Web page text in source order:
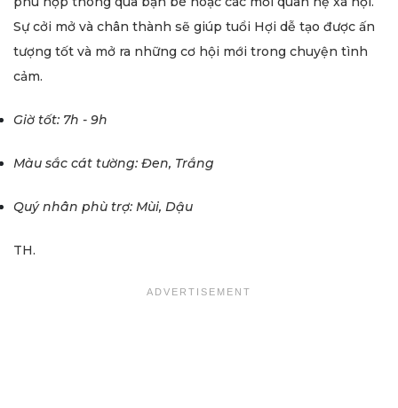
Sự cởi mở và chân thành sẽ giúp tuổi Hợi dễ tạo được ấn
tượng tốt và mở ra những cơ hội mới trong chuyện tình
cảm.
Giờ tốt: 7h - 9h
Màu sắc cát tường: Đen, Trắng
Quý nhân phù trợ: Mùi, Dậu
TH.